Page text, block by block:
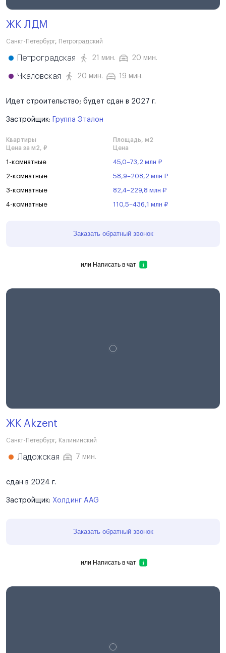
ЖК ЛДМ
Санкт-Петербург, Петроградский
Петроградская 21 мин. 20 мин.
Чкаловская 20 мин. 19 мин.
Идет строительство; будет сдан в 2027 г.
Застройщик: Группа Эталон
Квартиры
Площадь, м2
Цена за м2, ₽
Цена
1-комнатные 45,0–73,2 млн ₽
2-комнатные 58,9–208,2 млн ₽
3-комнатные 82,4–229,8 млн ₽
4-комнатные 110,5–436,1 млн ₽
Заказать обратный звонок
или Написать в чат
ЖК Akzent
Санкт-Петербург, Калининский
Ладожская 7 мин.
сдан в 2024 г.
Застройщик: Холдинг AAG
Заказать обратный звонок
или Написать в чат